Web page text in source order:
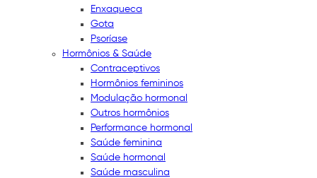
Enxaqueca
Gota
Psoríase
Hormônios & Saúde
Contraceptivos
Hormônios femininos
Modulação hormonal
Outros hormônios
Performance hormonal
Saúde feminina
Saúde hormonal
Saúde masculina